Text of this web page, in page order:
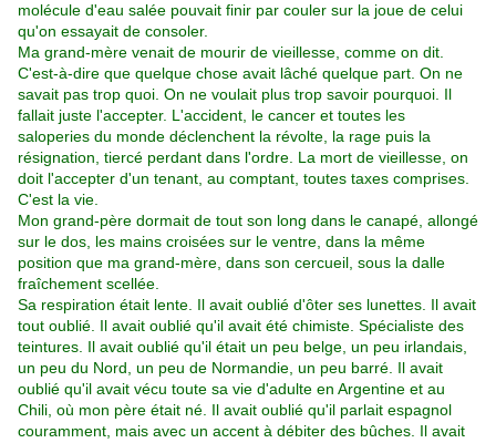
molécule d'eau salée pouvait finir par couler sur la joue de celui
qu'on essayait de consoler.
Ma grand-mère venait de mourir de vieillesse, comme on dit.
C'est-à-dire que quelque chose avait lâché quelque part. On ne
savait pas trop quoi. On ne voulait plus trop savoir pourquoi. Il
fallait juste l'accepter. L'accident, le cancer et toutes les
saloperies du monde déclenchent la révolte, la rage puis la
résignation, tiercé perdant dans l'ordre. La mort de vieillesse, on
doit l'accepter d'un tenant, au comptant, toutes taxes comprises.
C'est la vie.
Mon grand-père dormait de tout son long dans le canapé, allongé
sur le dos, les mains croisées sur le ventre, dans la même
position que ma grand-mère, dans son cercueil, sous la dalle
fraîchement scellée.
Sa respiration était lente. Il avait oublié d'ôter ses lunettes. Il avait
tout oublié. Il avait oublié qu'il avait été chimiste. Spécialiste des
teintures. Il avait oublié qu'il était un peu belge, un peu irlandais,
un peu du Nord, un peu de Normandie, un peu barré. Il avait
oublié qu'il avait vécu toute sa vie d'adulte en Argentine et au
Chili, où mon père était né. Il avait oublié qu'il parlait espagnol
couramment, mais avec un accent à débiter des bûches. Il avait